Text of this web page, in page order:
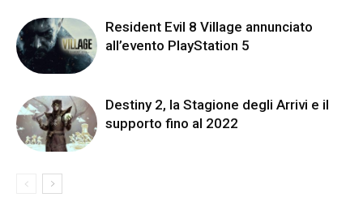
Resident Evil 8 Village annunciato
all’evento PlayStation 5
Destiny 2, la Stagione degli Arrivi e il
supporto fino al 2022